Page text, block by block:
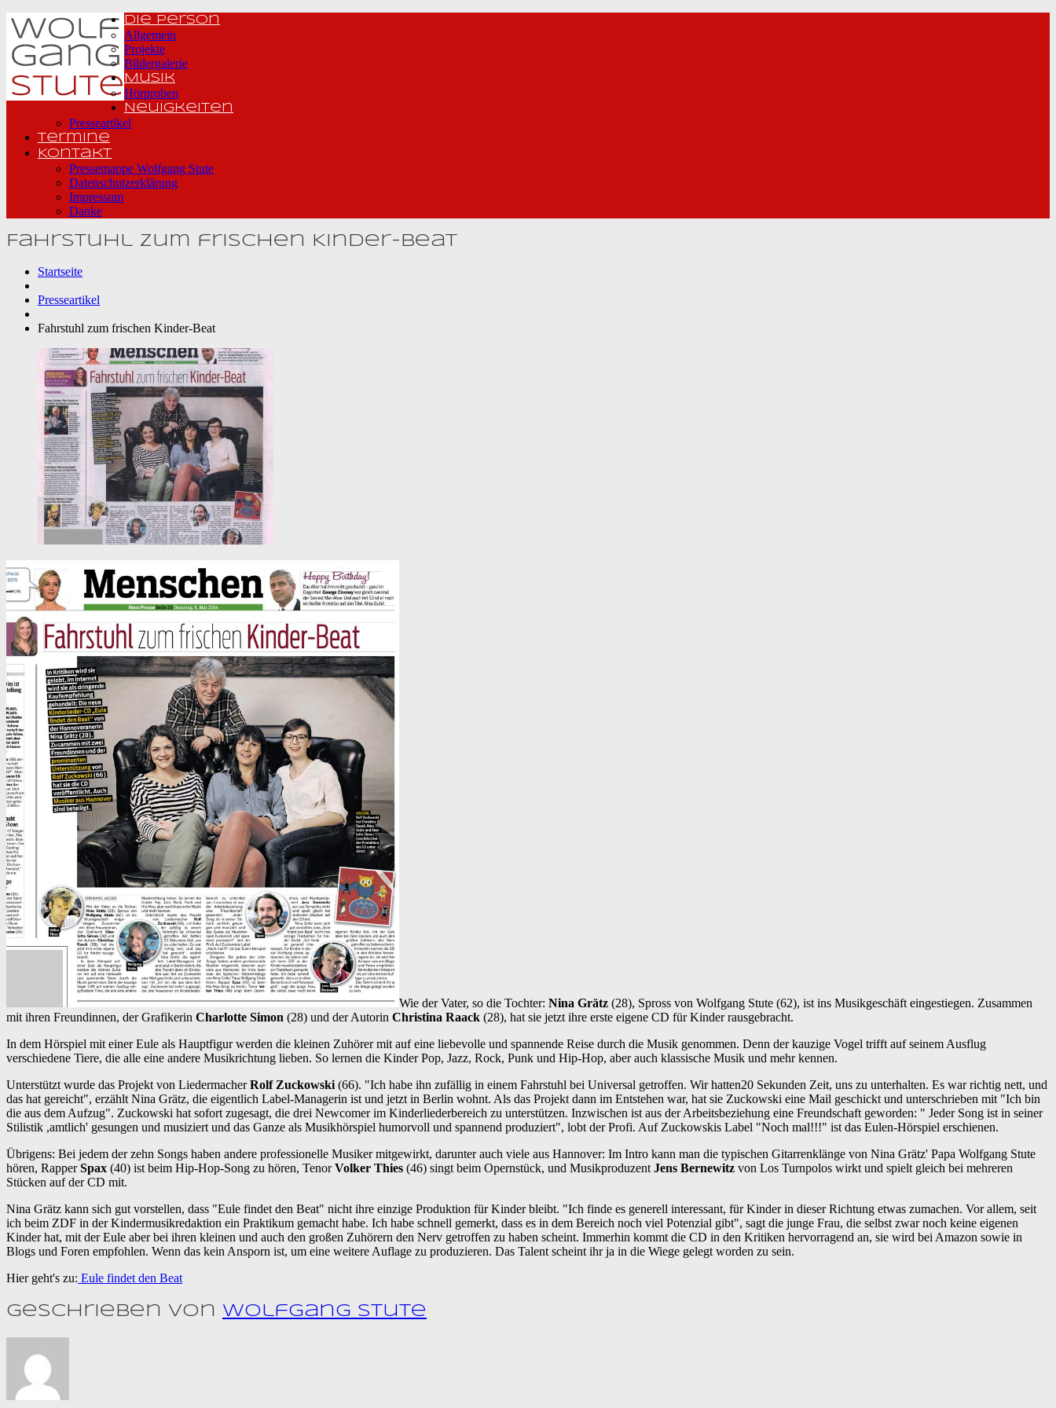
Die Person
Allgemein
Projekte
Bildergalerie
Musik
Hörproben
Neuigkeiten
Presseartikel
Termine
Kontakt
Pressemappe Wolfgang Stute
Datenschutzerklärung
Impressum
Danke
Fahrstuhl zum frischen Kinder-Beat
Startseite
Presseartikel
Fahrstuhl zum frischen Kinder-Beat
Wie der Vater, so die Tochter: Nina Grätz (28), Spross von Wolfgang Stute (62), ist ins Musikgeschäft eingestiegen. Zusammen
mit ihren Freundinnen, der Grafikerin Charlotte Simon (28) und der Autorin Christina Raack (28), hat sie jetzt ihre erste eigene CD für Kinder rausgebracht.
In dem Hörspiel mit einer Eule als Hauptfigur werden die kleinen Zuhörer mit auf eine liebevolle und spannende Reise durch die Musik genommen. Denn der kauzige Vogel trifft auf seinem Ausflug
verschiedene Tiere, die alle eine andere Musikrichtung lieben. So lernen die Kinder Pop, Jazz, Rock, Punk und Hip-Hop, aber auch klassische Musik und mehr kennen.
Unterstützt wurde das Projekt von LiedermacherRolf Zuckowski (66). "Ich habe ihn zufällig in einem Fahrstuhl bei Universal getroffen. Wir hatten20 Sekunden Zeit, uns zu unterhalten. Es war richtig nett, und
das hat gereicht", erzählt Nina Grätz, die eigentlich Label-Managerin ist und jetzt in Berlin wohnt. Als das Projekt dann im Entstehen war, hat sie Zuckowski eine Mail geschickt und unterschrieben mit "Ich bin
die aus dem Aufzug". Zuckowski hat sofort zugesagt, die drei Newcomer im Kinderliederbereich zu unterstützen. Inzwischen ist aus der Arbeitsbeziehung eine Freundschaft geworden: " Jeder Song ist in seiner
Stilistik ,amtlich' gesungen und musiziert und das Ganze als Musikhörspiel humorvoll und spannend produziert", lobt der Profi. Auf Zuckowskis Label "Noch mal!!!" ist das Eulen-Hörspiel erschienen.
Übrigens: Bei jedem der zehn Songs haben andere professionelle Musiker mitgewirkt, darunter auch viele aus Hannover: Im Intro kann man die typischen Gitarrenklänge von Nina Grätz' Papa Wolfgang Stute
hören, RapperSpax (40) ist beim Hip-Hop-Song zu hören, TenorVolker Thies (46) singt beim Opernstück, und Musikproduzent Jens Bernewitz von Los Turnpolos wirkt und spielt gleich bei mehreren
Stücken auf der CD mit.
Nina Grätz kann sich gut vorstellen, dass "Eule findet den Beat" nicht ihre einzige Produktion für Kinder bleibt. "Ich finde es generell interessant, für Kinder in dieser Richtung etwas zumachen. Vor allem, seit
ich beim ZDF in der Kindermusikredaktion ein Praktikum gemacht habe. Ich habe schnell gemerkt, dass es in dem Bereich noch viel Potenzial gibt", sagt die junge Frau, die selbst zwar noch keine eigenen
Kinder hat, mit der Eule aber bei ihren kleinen und auch den großen Zuhörern den Nerv getroffen zu haben scheint. Immerhin kommt die CD in den Kritiken hervorragend an, sie wird bei Amazon sowie in
Blogs und Foren empfohlen. Wenn das kein Ansporn ist, um eine weitere Auflage zu produzieren. Das Talent scheint ihr ja in die Wiege gelegt worden zu sein.
Hier geht's zu: Eule findet den Beat
Geschrieben von Wolfgang Stute